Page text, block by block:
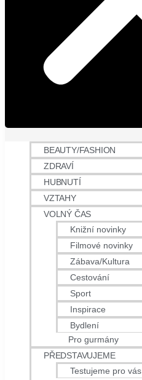
BEAUTY/FASHION
ZDRAVÍ
HUBNUTÍ
VZTAHY
VOLNÝ ČAS
Knižní novinky
Filmové novinky
Zábava/Kultura
Cestování
Sport
Inspirace
Bydlení
Pro gurmány
PŘEDSTAVUJEME
Testujeme pro vás